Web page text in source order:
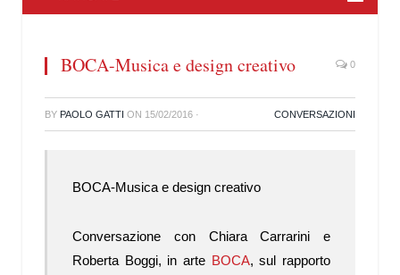
BOCA-Musica e design creativo 0
BY PAOLO GATTI ON 15/02/2016 · CONVERSAZIONI
BOCA-Musica e design creativo
Conversazione con Chiara Carrarini e
Roberta Boggi, in arte BOCA, sul rapporto